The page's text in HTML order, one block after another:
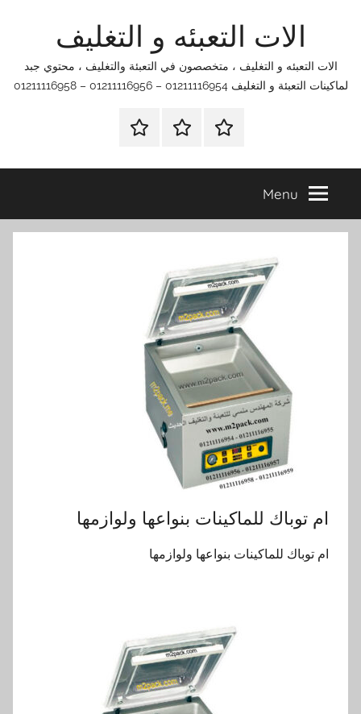
الات التعبئه و التغليف
الات التعبئه و التغليف ، متخصصون في التعبئة والتغليف ، محتوي جبد
لماكينات التعبئة و التغليف 01211116954 – 01211116956 – 01211116958
الرئيسيةاتصل
اتـصـل
في
التي
Menu
ام توباك للماكينات بنواعها ولوازمها
ام توباك للماكينات بنواعها ولوازمها